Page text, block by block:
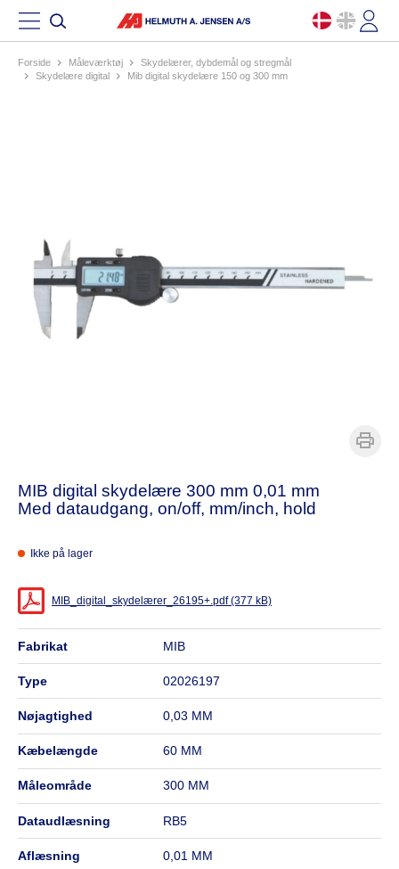
Forside måleværktøj
skydelærer, dybdemål og stregmål
skydelære digital
mib digital skydelære 150 og 300 mm
MIB digital skydelære 300 mm 0,01 mm
Med dataudgang, on/off, mm/inch, hold
Ikke på lager
MIB_digital_skydelærer_26195+.pdf (377 kB)
fabrikat MIB
type 02026197
nøjagtighed 0,03 MM
kæbelængde 60 MM
måleområde 300 MM
dataudlæsning RB5
aflæsning 0,01 MM